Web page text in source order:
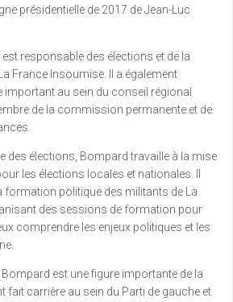
présidentielle de 2017 de Jean-Luc
responsable des élections et de la
France Insoumise. Il a également
important au sein du conseil régional
de la commission permanente et de
des élections, Bompard travaille à la mise
les élections locales et nationales. Il
formation politique des militants de La
des sessions de formation pour
comprendre les enjeux politiques et les
est une figure importante de la
fait carrière au sein du Parti de gauche et